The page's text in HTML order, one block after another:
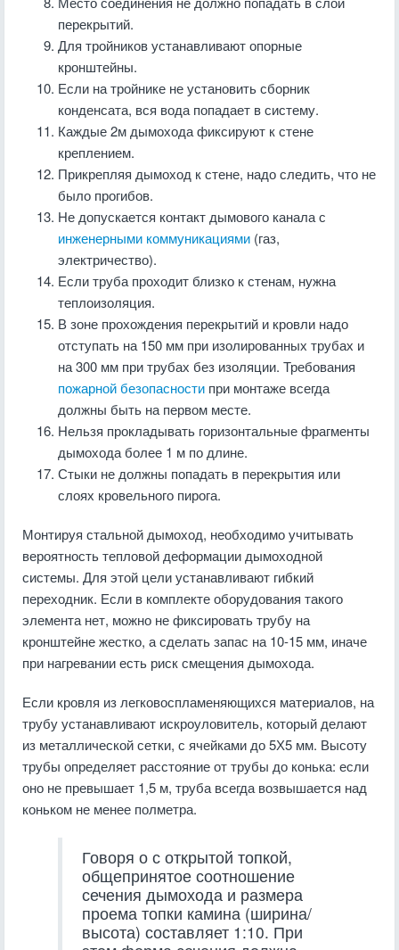
перекрытий.
Для тройников устанавливают опорные
кронштейны.
Если на тройнике не установить сборник
конденсата, вся вода попадает в систему.
Каждые 2м дымохода фиксируют к стене
креплением.
Прикрепляя дымоход к стене, надо следить, что не
было прогибов.
Не допускается контакт дымового канала с
инженерными коммуникациями (газ,
электричество).
Если труба проходит близко к стенам, нужна
теплоизоляция.
В зоне прохождения перекрытий и кровли надо
отступать на 150 мм при изолированных трубах и
на 300 мм при трубах без изоляции. Требования
пожарной безопасности при монтаже всегда
должны быть на первом месте.
Нельзя прокладывать горизонтальные фрагменты
дымохода более 1 м по длине.
Стыки не должны попадать в перекрытия или
слоях кровельного пирога.
Монтируя стальной дымоход, необходимо учитывать
вероятность тепловой деформации дымоходной
системы. Для этой цели устанавливают гибкий
переходник. Если в комплекте оборудования такого
элемента нет, можно не фиксировать трубу на
кронштейне жестко, а сделать запас на 10-15 мм, иначе
при нагревании есть риск смещения дымохода.
Если кровля из легковоспламеняющихся материалов, на
трубу устанавливают искроуловитель, который делают
из металлической сетки, с ячейками до 5Х5 мм. Высоту
трубы определяет расстояние от трубы до конька: если
оно не превышает 1,5 м, труба всегда возвышается над
коньком не менее полметра.
Говоря о с открытой топкой,
общепринятое соотношение
сечения дымохода и размера
проема топки камина (ширина/
высота) составляет 1:10. При